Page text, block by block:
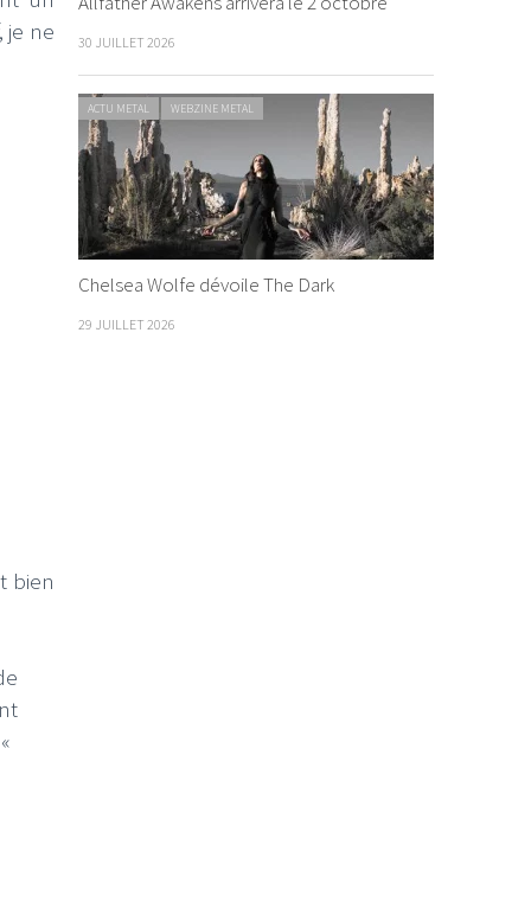
je ne
bien
30 JUILLET 2026
ACTU METAL WEBZINE METAL
Chelsea Wolfe dévoile The Dark
29 JUILLET 2026